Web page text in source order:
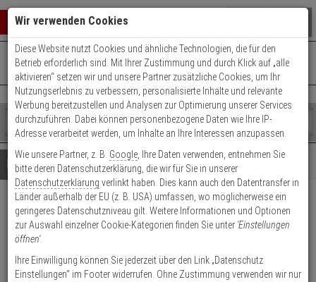
Warenkorb schließen
0 ARTIKEL IM WARENKORB
Ihr Warenkorb ist momentan leer.
Ergebnisse ()
Fertig
Shop
durchsuchen
Bitte
geben
Sie
mindestens
Zeichen
ein,
um
Suche
Es
wurde
noch
Kategorien
Suche
gestartet
+49 (0)821 899 493-0Mo. - Do.: 8:00 - 16:30 | Fr.: 8:00 - 14:00 Uhr
Kontaktservice nutzen
Details Beratung
ABUS myLock T65AL/40
weiss gl. Schließung 6401
Produktmerkmale
Wir verwenden Cookies
Diese Website nutzt Cookies und ähnliche Technologien, die für den
Betrieb erforderlich sind. Mit Ihrer Zustimmung und durch Klick auf „alle
aktivieren“ setzen wir und unsere Partner zusätzliche Cookies, um Ihr
Nutzungserlebnis zu verbessern, personalisierte Inhalte und relevante
Werbung bereitzustellen und Analysen zur Optimierung unserer Services
durchzuführen. Dabei können personenbezogene Daten wie Ihre IP-
Adresse verarbeitet werden, um Inhalte an Ihre Interessen anzupassen.
Wie unsere Partner, z. B. Google , Ihre Daten verwenden, entnehmen Sie
bitte deren Datenschutzerklärung, die wir für Sie in unserer
Datenschutzerklärung verlinkt haben. Dies kann auch den Datentransfer in
Länder außerhalb der EU (z. B. USA) umfassen, wo möglicherweise ein
geringeres Datenschutzniveau gilt. Weitere Informationen und Optionen
zur Auswahl einzelner Cookie-Kategorien finden Sie unter 'Einstellungen
öffnen'.
Ihre Einwilligung können Sie jederzeit über den Link „Datenschutz
Einstellungen“ im Footer widerrufen. Ohne Zustimmung verwenden wir nur